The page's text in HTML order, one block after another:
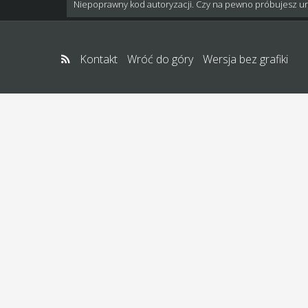
Niepoprawny kod autoryzacji. Czy na pewno próbujesz
Kontakt Wróć do góry Wersja bez grafiki